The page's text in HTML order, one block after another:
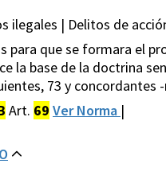
ilegales | Delitos de
para que se formara el
la base de la doctrina
73 y concordantes -
Art. 69 Ver Norma |